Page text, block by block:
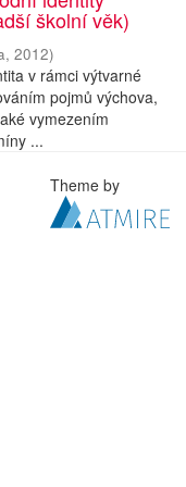
školní věk)
, 2012)
v rámci výtvarné
pojmů výchova,
vymezením
...
Theme by